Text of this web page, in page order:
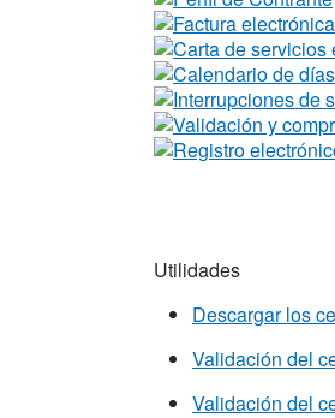
Utilidades
Descargar los
Validación del
Validación del